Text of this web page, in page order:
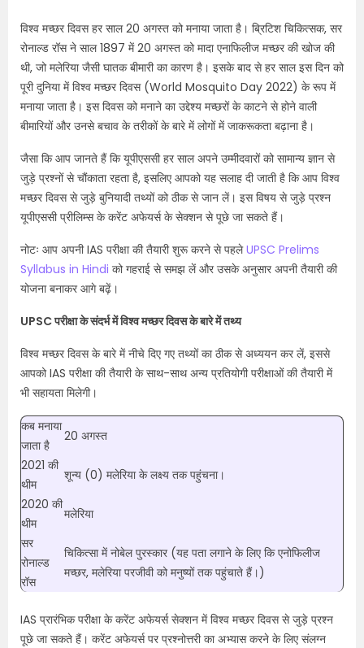
विश्व मच्छर दिवस हर साल20 अगस्त को मनाया जाता है। ब्रिटिश चिकित्सक, सर
रोनाल्ड रॉस ने साल1897 में 20 अगस्त को मादा एनाफिलीज मच्छर की खोज की
थी, जो मलेरिया जैसी घातक बीमारी का कारण है। इसके बाद से हर साल इस दिन को
पूरी दुनिया में विश्व मच्छर दिवस (World Mosquito Day 2022) के रूप में
मनाया जाता है। इस दिवस को मनाने का उद्देश्य मच्छरों के काटने से होने वाली
बीमारियों और उनसे बचाव के तरीकों के बारे में लोगों में जाकरूकता बढ़ाना है।
जैसा कि आप जानते हैं कि यूपीएससी हर साल अपने उम्मीदवारों को सामान्य ज्ञान से
जुड़े प्रश्नों से चौंकाता रहता है, इसलिए आपको यह सलाह दी जाती है कि आप विश्व
मच्छर दिवस से जुड़े बुनियादी तथ्यों को ठीक से जान लें। इस विषय से जुड़े प्रश्न
यूपीएससी प्रीलिम्स के करेंट अफेयर्स के सेक्शन से पूछे जा सकते हैं।
नोटः आप अपनीIAS परीक्षा की तैयारी शुरू करने से पहलेUPSC Prelims
Syllabus in Hindi को गहराई से समझ लें और उसके अनुसार अपनी तैयारी की
योजना बनाकर आगे बढ़ें।
UPSCपरीक्षा के संदर्भ में विश्व मच्छर दिवस के बारे में तथ्य
विश्व मच्छर दिवस के बारे में नीचे दिए गए तथ्यों का ठीक से अध्ययन कर लें, इससे
आपकोIAS परीक्षा की तैयारी के साथ-साथ अन्य प्रतियोगी परीक्षाओं की तैयारी में
भी सहायता मिलेगी।
कब मनाया
जाता है
20 अगस्त
2021 की
थीम
शून्य (0) मलेरिया के लक्ष्य तक पहुंचना।
2020 की
थीम
मलेरिया
सर
रोनाल्ड
रॉस
चिकित्सा में नोबेल पुरस्कार (यह पता लगाने के लिए कि एनोफिलीज
मच्छर, मलेरिया परजीवी को मनुष्यों तक पहुंचाते हैं।)
IAS प्रारंभिक परीक्षा के करेंट अफेयर्स सेक्शन में विश्व मच्छर दिवस से जुड़े प्रश्न
पूछे जा सकते हैं। करेंट अफेयर्स पर प्रश्नोत्तरी का अभ्यास करने के लिए संलग्न